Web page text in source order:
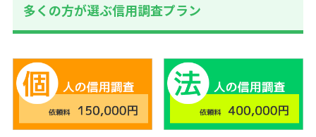
多くの方が選ぶ信用調査プラン